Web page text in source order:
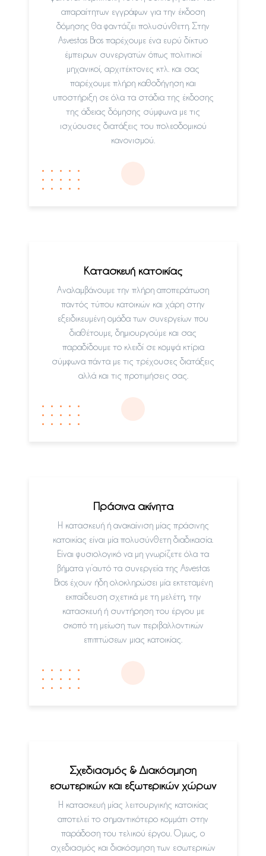
απαραίτητων εγγράφων για την έκδοση
δόμησης θα φαντάζει πολυσύνθετη. Στην
Asvestas Bros παρέχουμε ένα ευρύ δίκτυο
έμπειρων συνεργατών όπως πολιτικοί
μηχανικοί, αρχιτέκτονες κτλ. και σας
παρέχουμε πλήρη καθοδήγηση και
υποστήριξη σε όλα τα στάδια της έκδοσης
της άδειας δόμησης σύμφωνα με τις
ισχύουσες διατάξεις του πολεοδομικού
κανονισμού.
Κατασκευή κατοικίας
Αναλαμβάνουμε την πλήρη αποπεράτωση
παντός τύπου κατοικιών και χάρη στην
εξειδικευμένη ομάδα των συνεργείων που
διαθέτουμε, δημιουργούμε και σας
παραδίδουμε το κλειδί σε κομψά κτίρια
σύμφωνα πάντα με τις τρέχουσες διατάξεις
αλλά και τις προτιμήσεις σας.
Πράσινα ακίνητα
Η κατασκευή ή ανακαίνιση μίας πράσινης
κατοικίας είναι μία πολυσύνθετη διαδικασία.
Είναι φυσιολογικό να μη γνωρίζετε όλα τα
βήματα γι’αυτό τα συνεργεία της Asvestas
Bros έχουν ήδη ολοκληρώσει μία εκτεταμένη
εκπαίδευση σχετικά με τη μελέτη, την
κατασκευή ή συντήρηση του έργου με
σκοπό τη μείωση των περιβαλλοντικών
επιπτώσεων μιας κατοικίας.
Σχεδιασμός & Διακόσμηση
εσωτερικών και εξωτερικών χώρων
Η κατασκευή μίας λειτουργικής κατοικίας
αποτελεί το σημαντικότερο κομμάτι στην
παράδοση του τελικού έργου. Όμως, ο
σχεδιασμός και διακόσμηση των εσωτερικών